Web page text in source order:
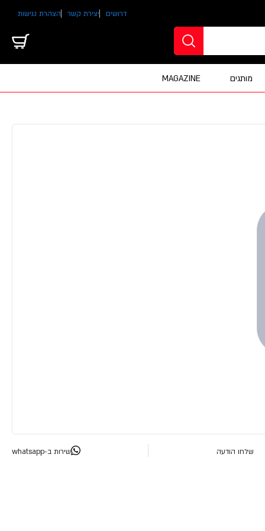
דרושים יצירת קשר הצהרת נגישות
מותגים MAGAZINE
שלחו הודעה שירות ב-whatsapp